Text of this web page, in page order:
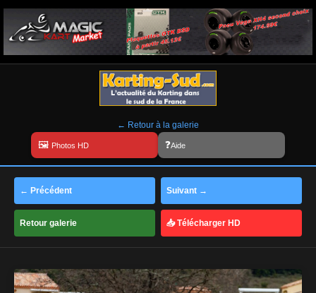
← Retour à la galerie
Aide
← Précédent Suivant →
Retour galerie 📥 Télécharger HD